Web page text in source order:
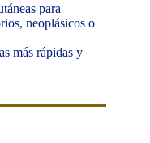
para
neoplásicos o
más rápidas y